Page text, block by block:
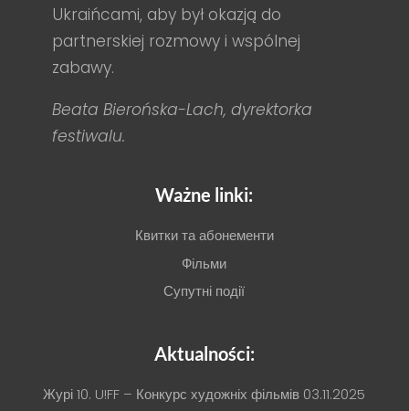
Ukraińcami, aby był okazją do
partnerskiej rozmowy i wspólnej
zabawy.
Beata Bierońska-Lach, dyrektorka
festiwalu.
Ważne linki:
Квитки та абонементи
Фільми
Супутні події
Aktualności:
Журі 10. U!FF – Конкурс художніх фільмів 03.11.2025